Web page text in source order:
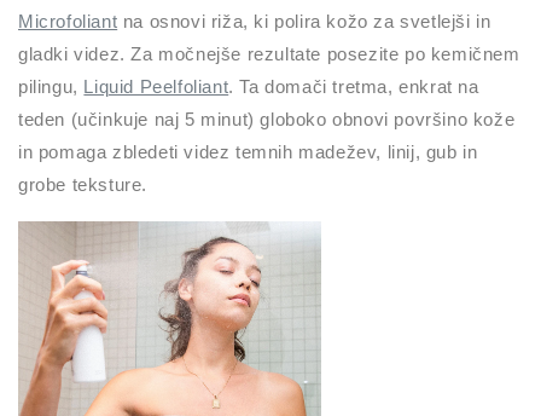
Microfoliant na osnovi riža, ki polira kožo za svetlejši in
gladki videz. Za močnejše rezultate posezite po kemičnem
pilingu, Liquid Peelfoliant. Ta domači tretma, enkrat na
teden (učinkuje naj 5 minut) globoko obnovi površino kože
in pomaga zbledeti videz temnih madežev, linij, gub in
grobe teksture.